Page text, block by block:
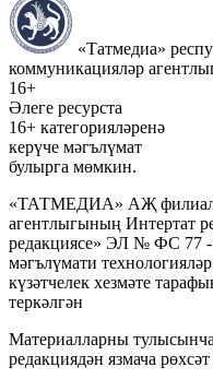
«Татмедиа»
коммуникацияләр
16+
Әлеге ресурста
16+ категорияләренә
керүче мәгълүмат
булырга мөмкин.
«ТАТМЕДИА» АҖ
агентлыгының Интертат
редакциясе» ЭЛ № ФС 77 -
мәгълүмати
күзәтчелек хезмәте
теркәлгән
Материалларны
редакциядән язмача